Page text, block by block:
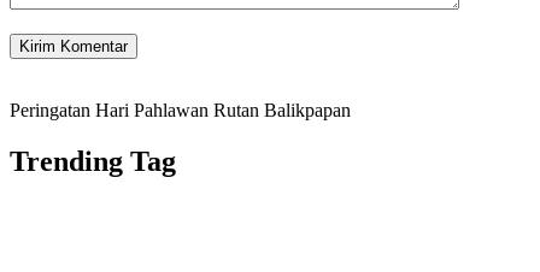
Peringatan Hari Pahlawan Rutan Balikpapan
Trending Tag